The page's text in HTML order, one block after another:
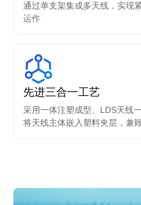
通过单支架集成多天线，实现
运作
先进三合一工艺
采用一体注塑成型、LDS天线
将天线主体嵌入塑料夹层，兼